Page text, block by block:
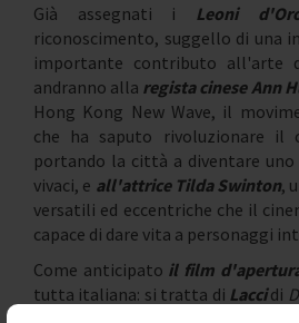
Già assegnati i Leoni
riconoscimento, suggello di una
importante contributo all'arte
andranno alla regista cinese Ann
Hong Kong New Wave, il
che ha saputo rivoluzionare il
portando la città a diventare
vivaci, e all'attrice Tilda Swinton,
versatili ed eccentriche che il
capace di dare vita a personaggi
Come anticipato il film
tutta italiana: si tratta di Laccidi
una Napoli degli Anni '80 fa da